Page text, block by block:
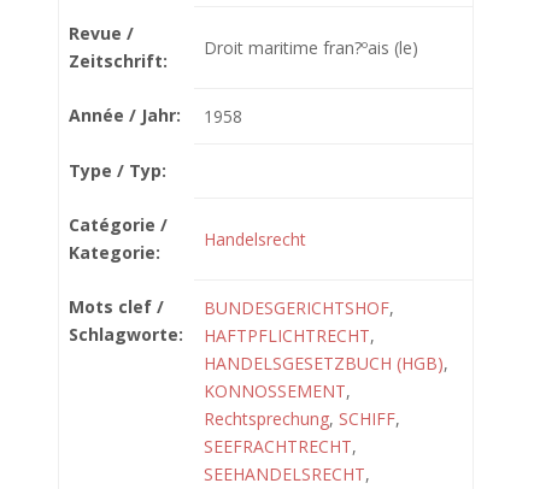
Revue /
Zeitschrift:
Droit maritime fran?ºais (le)
Année / Jahr: 1958
Type / Typ:
Catégorie /
Kategorie:
Handelsrecht
Mots clef /
Schlagworte:
BUNDESGERICHTSHOF,
HAFTPFLICHTRECHT,
HANDELSGESETZBUCH (HGB),
KONNOSSEMENT,
Rechtsprechung, SCHIFF,
SEEFRACHTRECHT,
SEEHANDELSRECHT,